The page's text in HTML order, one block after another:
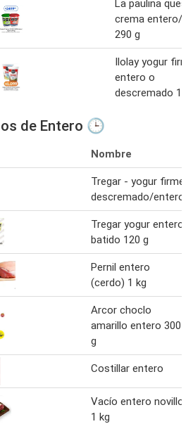
La paulina queso
crema entero/
290 g
Ilolay yogur
entero o
descremado
de Entero 🕒
Nombre
Tregar - yogur firme
descremado/entero
Tregar yogur entero
batido 120 g
Pernil entero
(cerdo) 1 kg
Arcor choclo
amarillo entero 300
g
Costillar entero
Vacío entero novillo
1 kg